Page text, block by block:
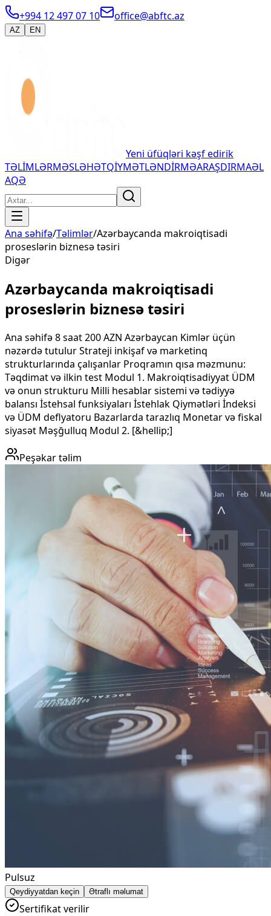
+994 12 497 07 10 office@abftc.az
AZ EN
Yeni üfüqləri kəşf edirik
TƏLİMLƏRMƏSLƏHƏTQİYMƏTLƏNDİRMƏARAŞDIRMAƏL
AQƏ
Ana səhifə/Təlimlər/Azərbaycanda makroiqtisadi
proseslərin biznesə təsiri
Digər
Azərbaycanda makroiqtisadi
proseslərin biznesə təsiri
Ana səhifə 8 saat 200 AZN Azərbaycan Kimlər üçün
nəzərdə tutulur Strateji inkişaf və marketinq
strukturlarında çalışanlar Proqramın qısa məzmunu:
Təqdimat və ilkin test Modul 1. Makroiqtisadiyyat ÜDM
və onun strukturu Milli hesablar sistemi və tədiyyə
balansı İstehsal funksiyaları İstehlak Qiymətləri İndeksi
və ÜDM deflyatoru Bazarlarda tarazlıq Monetar və fiskal
siyasət Məşğulluq Modul 2. [&hellip;]
Peşəkar təlim
Pulsuz
Qeydiyyatdan keçin Ətraflı məlumat
Sertifikat verilir